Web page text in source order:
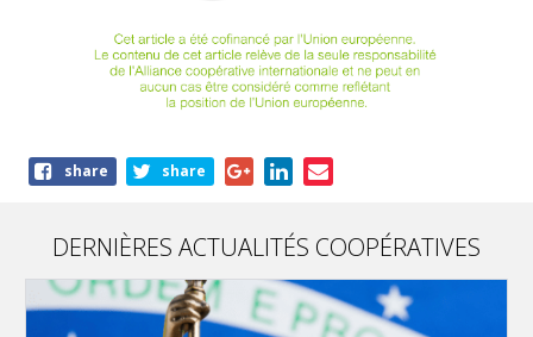
Shareshare share
DERNIÈRES ACTUALITÉS COOPÉRATIVES